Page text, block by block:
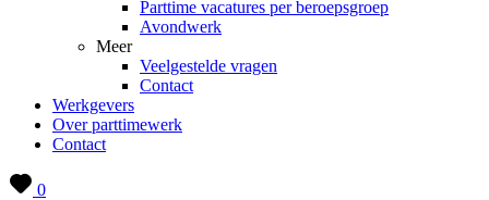
Parttime vacatures per beroepsgroep
Avondwerk
Meer
Veelgestelde vragen
Contact
Werkgevers
Over parttimewerk
Contact
0